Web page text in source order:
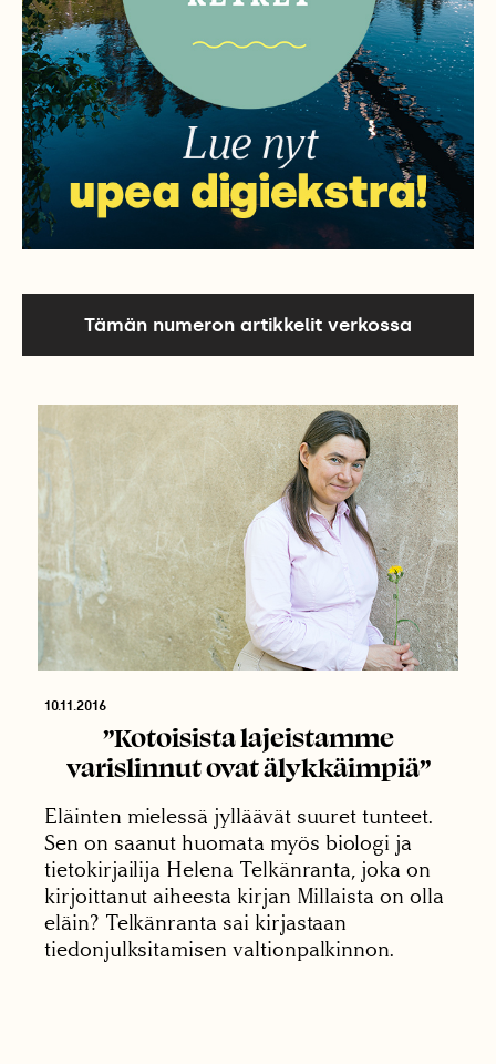
Tämän numeron artikkelit verkossa
10.11.2016
”Kotoisista lajeistamme
varislinnut ovat älykkäimpiä”
Eläinten mielessä jylläävät suuret tunteet.
Sen on saanut huomata myös biologi ja
tietokirjailija Helena Telkänranta, joka on
kirjoittanut aiheesta kirjan Millaista on olla
eläin? Telkänranta sai kirjastaan
tiedonjulksitamisen valtionpalkinnon.